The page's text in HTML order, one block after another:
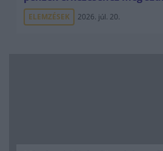
ELEMZÉSEK 2026. júl. 20.